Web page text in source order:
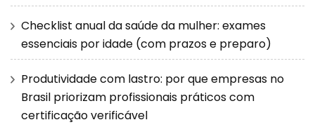
Checklist anual da saúde da mulher: exames
essenciais por idade (com prazos e preparo)
Produtividade com lastro: por que empresas no
Brasil priorizam profissionais práticos com
certificação verificável